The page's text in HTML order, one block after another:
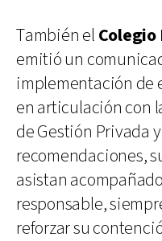
También el Colegio
emitió un
implementación de
en articulación con
de Gestión Privada
recomendaciones,
asistan
responsable,
reforzar su